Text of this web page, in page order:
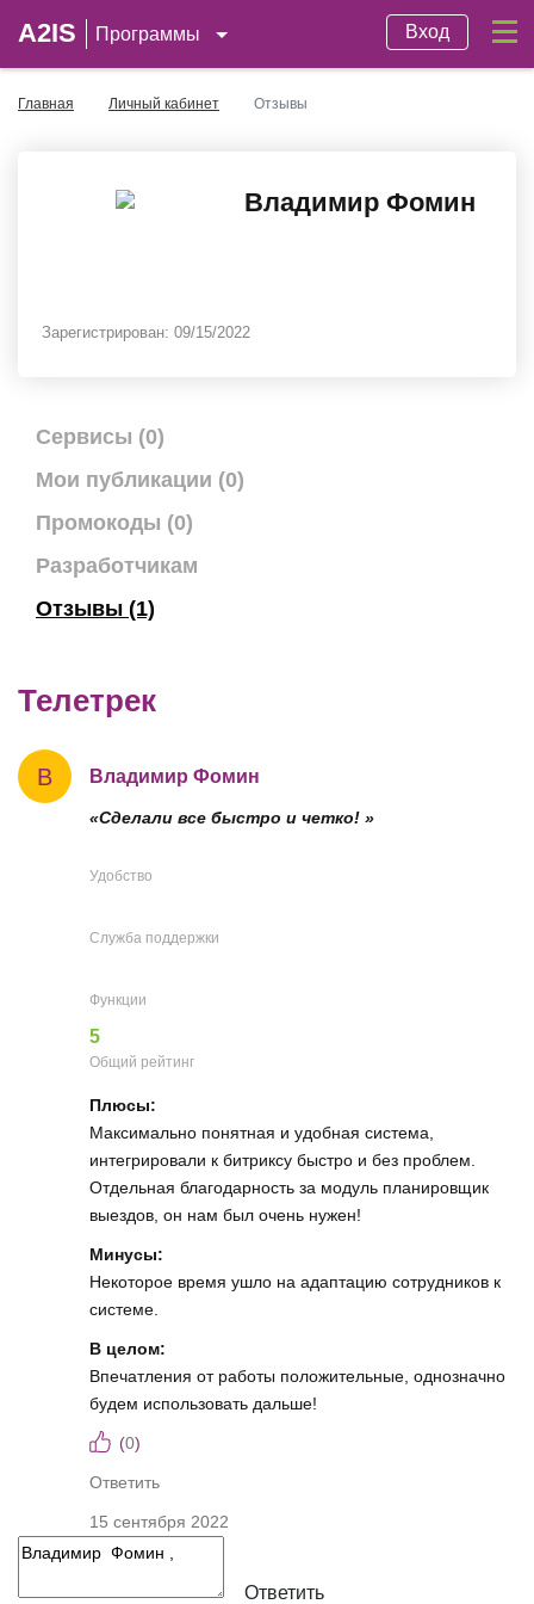
A2IS Программы Вход
Главная Личный кабинет Отзывы
Владимир Фомин
Зарегистрирован: 09/15/2022
Сервисы (0)
Мои публикации (0)
Промокоды (0)
Разработчикам
Отзывы (1)
Телетрек
В Владимир Фомин
«Сделали все быстро и четко! »
Удобство
Служба поддержки
Функции
5
Общий рейтинг
Плюсы:
Максимально понятная и удобная система,
интегрировали к битриксу быстро и без проблем.
Отдельная благодарность за модуль планировщик
выездов, он нам был очень нужен!
Минусы:
Некоторое время ушло на адаптацию сотрудников к
системе.
В целом:
Впечатления от работы положительные, однозначно
будем использовать дальше!
(0)
Ответить
15 сентября 2022
Ответить